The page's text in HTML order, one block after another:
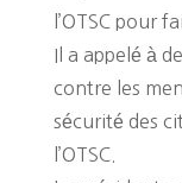
l’OTSC pour
Il a appelé à
contre les
sécurité des
l’OTSC.